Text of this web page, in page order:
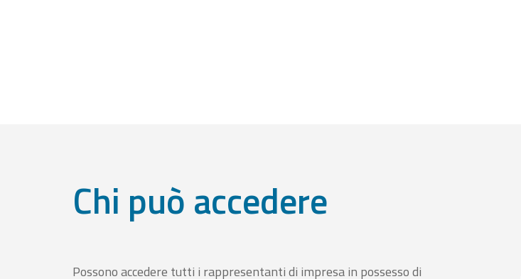
Chi può accedere
Possono accedere tutti i rappresentanti di impresa in possesso di